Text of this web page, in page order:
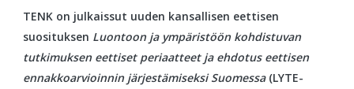
TENK on julkaissut uuden kansallisen eettisen
suosituksen Luontoon ja ympäristöön kohdistuvan
tutkimuksen eettiset periaatteet ja ehdotus eettisen
ennakkoarvioinnin järjestämiseksi Suomessa(LYTE-